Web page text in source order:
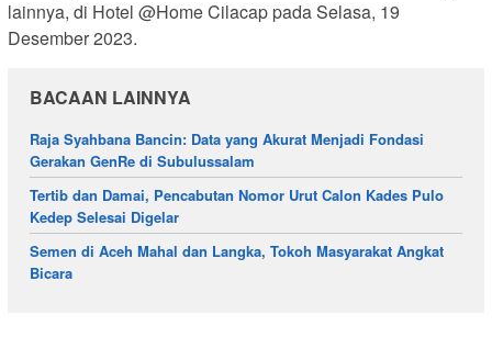
lainnya, di Hotel @Home Cilacap pada Selasa, 19
Desember 2023.
BACAAN LAINNYA
Raja Syahbana Bancin: Data yang Akurat Menjadi Fondasi
Gerakan GenRe di Subulussalam
Tertib dan Damai, Pencabutan Nomor Urut Calon Kades Pulo
Kedep Selesai Digelar
Semen di Aceh Mahal dan Langka, Tokoh Masyarakat Angkat
Bicara